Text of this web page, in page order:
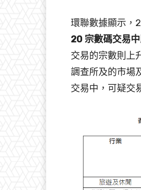
環聯數據顯示，
20 宗數碼交易
交易的宗數則上
調查所及的市場
交易中，可疑交